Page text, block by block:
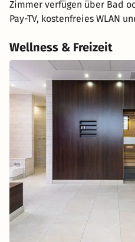
Zimmer verfügen über Bad
Pay-TV, kostenfreies WLAN
Wellness & Freizeit